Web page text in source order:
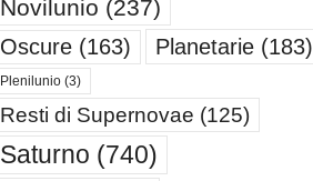
Novilunio (237)
Oscure(163) Planetarie(183)
Plenilunio(3)
Resti di Supernovae (125)
Saturno (740)